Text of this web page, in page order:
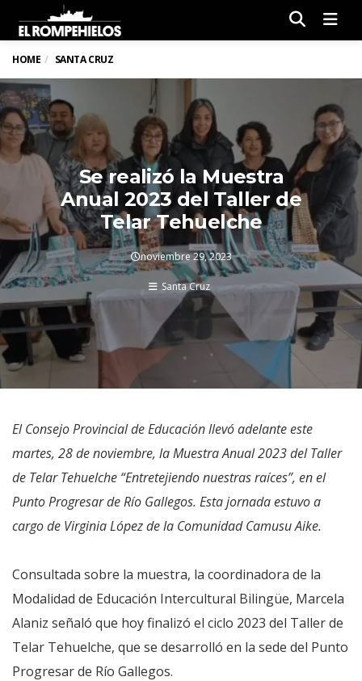
HOME SANTA CRUZ
Se realizó la Muestra
Anual 2023 del Taller de
Telar Tehuelche
noviembre 29, 2023
Santa Cruz
El Consejo Provincial de Educación llevó adelante este
martes, 28 de noviembre, la Muestra Anual 2023 del Taller
de Telar Tehuelche “Entretejiendo nuestras raíces”, en el
Punto Progresar de Río Gallegos. Esta jornada estuvo a
cargo de Virginia López de la Comunidad Camusu Aike.
Consultada sobre la muestra, la coordinadora de la
Modalidad de Educación Intercultural Bilingüe, Marcela
Alaniz señaló que hoy finalizó el ciclo 2023 del Taller de
Telar Tehuelche, que se desarrolló en la sede del Punto
Progresar de Río Gallegos.